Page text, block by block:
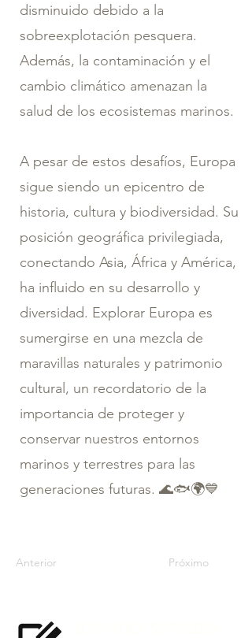
disminuido debido a la
sobreexplotación pesquera.
Además, la contaminación y el
cambio climático amenazan la
salud de los ecosistemas marinos.
A pesar de estos desafíos, Europa
sigue siendo un epicentro de
historia, cultura y biodiversidad. Su
posición geográfica privilegiada,
conectando Asia, África y América,
ha influido en su desarrollo y
diversidad. Explorar Europa es
sumergirse en una mezcla de
maravillas naturales y patrimonio
cultural, un recordatorio de la
importancia de proteger y
conservar nuestros entornos
marinos y terrestres para las
generaciones futuras. 🌊🐟🌍💙
Anterior Próximo